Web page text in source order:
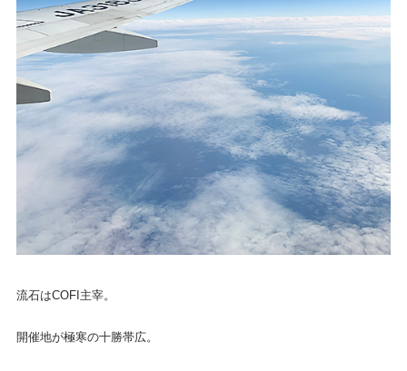
流石はCOFI主宰。
開催地が極寒の十勝帯広。